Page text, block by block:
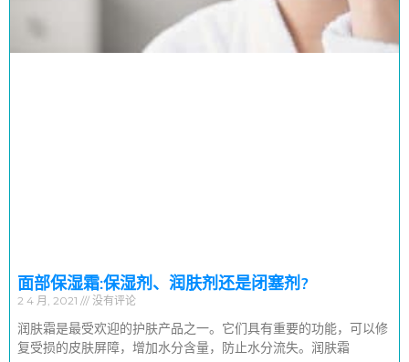
面部保湿霜:保湿剂、润肤剂还是闭塞剂?
2 4 月, 2021 没有评论
润肤霜是最受欢迎的护肤产品之一。它们具有重要的功能，可以修
复受损的皮肤屏障，增加水分含量，防止水分流失。润肤霜